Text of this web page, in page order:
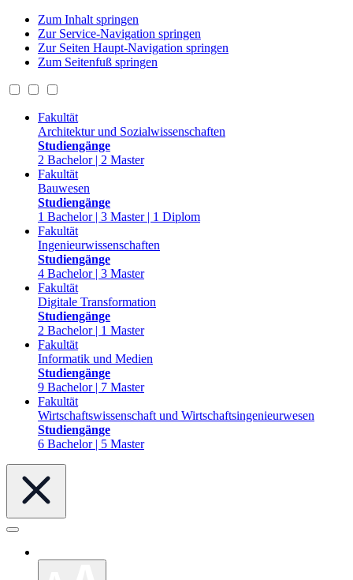
Zum Inhalt springen
Zur Service-Navigation springen
Zur Seiten Haupt-Navigation springen
Zum Seitenfuß springen
Fakultät
Architektur und Sozialwissenschaften
Studiengänge
2 Bachelor | 2 Master
Fakultät
Bauwesen
Studiengänge
1 Bachelor | 3 Master | 1 Diplom
Fakultät
Ingenieurwissenschaften
Studiengänge
4 Bachelor | 3 Master
Fakultät
Digitale Transformation
Studiengänge
2 Bachelor | 1 Master
Fakultät
Informatik und Medien
Studiengänge
9 Bachelor | 7 Master
Fakultät
Wirtschaftswissenschaft und Wirtschaftsingenieurwesen
Studiengänge
6 Bachelor | 5 Master